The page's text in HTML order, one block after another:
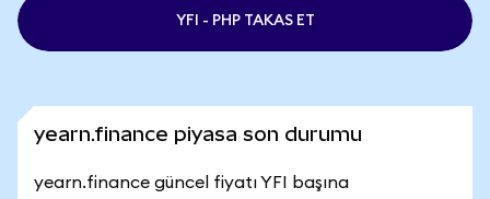
YFI - PHP TAKAS ET
yearn.finance piyasa son durumu
yearn.finance güncel fiyatı YFI başına